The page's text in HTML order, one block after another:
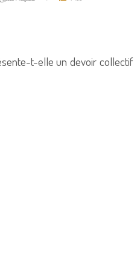
t-elle un devoir collectif